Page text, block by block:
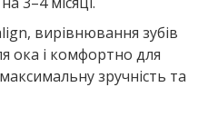
вирівнювання зубів
ока і комфортно для
зручність та